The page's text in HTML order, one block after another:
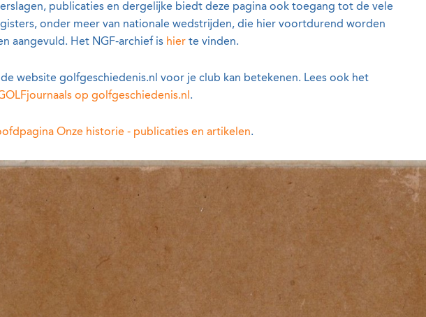
publicaties en dergelijke biedt deze pagina ook toegang tot de vele
onder meer van nationale wedstrijden, die hier voortdurend worden
aangevuld. Het NGF-archief is hierte vinden.
website golfgeschiedenis.nl voor je club kan betekenen. Lees ook het
op golfgeschiedenis.nl .
Onze historie - publicaties en artikelen.